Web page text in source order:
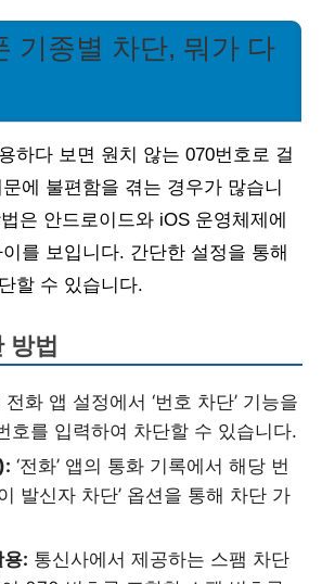
기종별 차단, 뭐가 다
하다 보면 원치 않는 070번호로 걸
에 불편함을 겪는 경우가 많습니
은 안드로이드와 iOS 운영체제에
를 보입니다. 간단한 설정을 통해
할 수 있습니다.
방법
전화 앱 설정에서 ‘번호 차단’ 기능을
호를 입력하여 차단할 수 있습니다.
‘전화’ 앱의 통화 기록에서 해당 번
발신자 차단’ 옵션을 통해 차단 가
용: 통신사에서 제공하는 스팸 차단